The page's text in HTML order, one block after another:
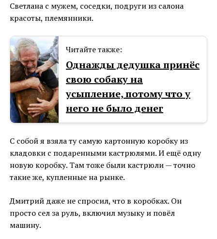
Светлана с мужем, соседки, подруги из салона
красоты, племянники.
Читайте также:
Однажды дедушка принёс
свою собаку на
усыпление, потому что у
него не было денег
С собой я взяла ту самую картонную коробку из
кладовки с подаренными кастрюлями. И ещё одну
новую коробку. Там тоже были кастрюли — точно
такие же, купленные на рынке.
Дмитрий даже не спросил, что в коробках. Он
просто сел за руль, включил музыку и повёл
машину.